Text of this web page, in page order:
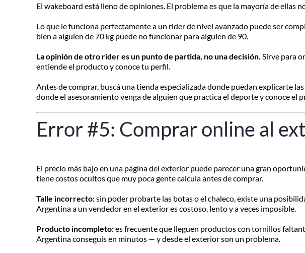
El wakeboard está lleno de opiniones. El problema es que la mayoría de ellas
Lo que le funciona perfectamente a un rider de nivel avanzado puede ser
bien a alguien de 70 kg puede no funcionar para alguien de 90.
La opinión de otro rider es un punto de partida, no una decisión. Sirve para
entiende el producto y conoce tu perfil.
Antes de comprar, buscá una tienda especializada donde puedan explicarte
donde el asesoramiento venga de alguien que practica el deporte y conoce el
Error #5: Comprar online al
El precio más bajo en una página del exterior puede parecer una gran
tiene costos ocultos que muy poca gente calcula antes de comprar.
Talle incorrecto:sin poder probarte las botas o el chaleco, existe una
Argentina a un vendedor en el exterior es costoso, lento y a veces imposible.
Producto incompleto:es frecuente que lleguen productos con tornillos
Argentina conseguís en minutos — y desde el exterior son un problema.